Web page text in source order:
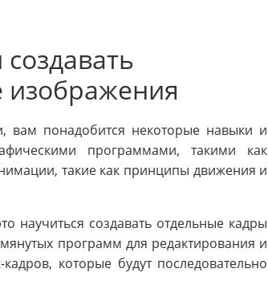
вам понадобится некоторые навыки и
программами, такими как
такие как принципы движения и
научиться создавать отдельные кадры
программ для редактирования и
которые будут последовательно